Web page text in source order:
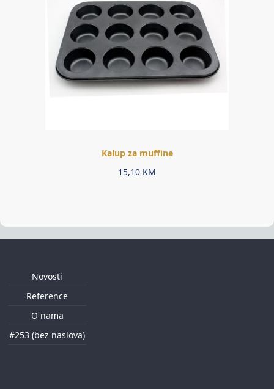
Kalup za muffine
15,10 KM
Novosti
Reference
O nama
#253 (bez naslova)